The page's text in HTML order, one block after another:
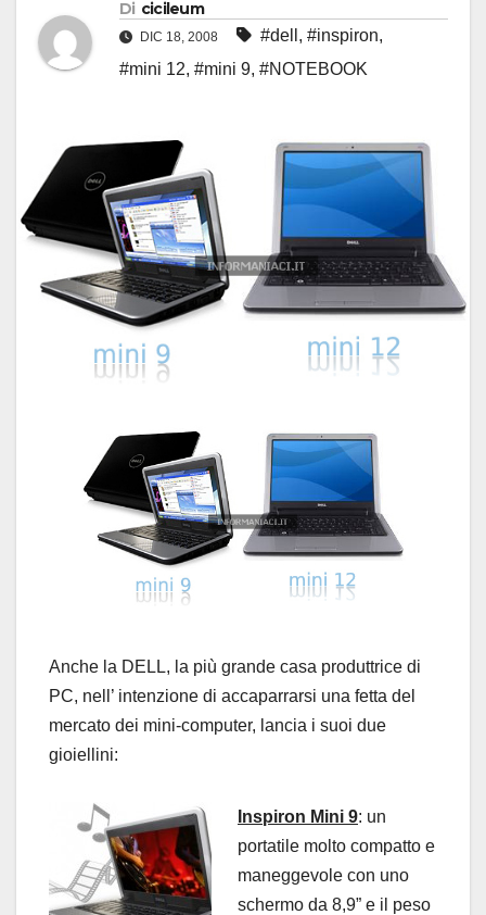
Di cicileum
DIC 18, 2008 #dell , #inspiron,
#mini 12, #mini 9, #NOTEBOOK
Anche la DELL, la più grande casa produttrice di
PC, nell’ intenzione di accaparrarsi una fetta del
mercato dei mini-computer, lancia i suoi due
gioiellini:
Inspiron Mini 9: un
portatile molto compatto e
maneggevole con uno
schermo da 8,9” e il peso